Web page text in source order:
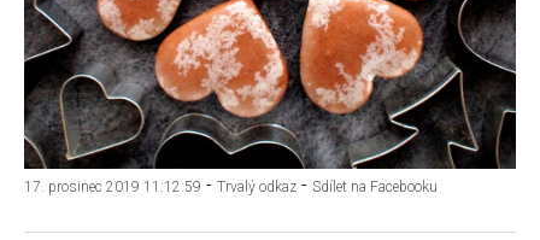
17. prosinec 2019 11:12:59 - Trvalý odkaz - Sdílet na Facebooku